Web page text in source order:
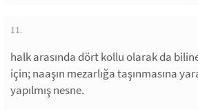
11.
halk arasında dört kollu olarak da
için; naaşın mezarlığa taşınmasına
yapılmış nesne.